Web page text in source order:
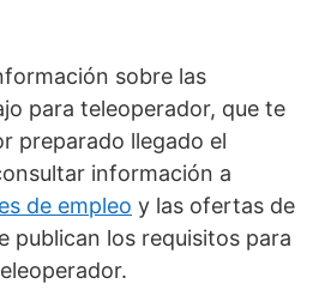
sobre las
para teleoperador, que te
preparado llegado el
información a
de empleo y las ofertas de
publican los requisitos para